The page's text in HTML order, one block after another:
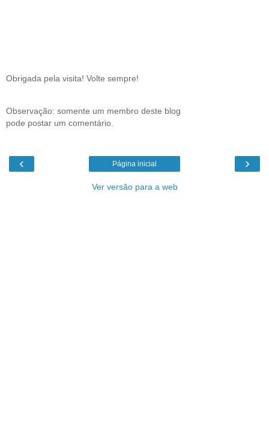
Obrigada pela visita! Volte sempre!
Observação: somente um membro deste blog
pode postar um comentário.
‹ ›
Página inicial
Ver versão para a web